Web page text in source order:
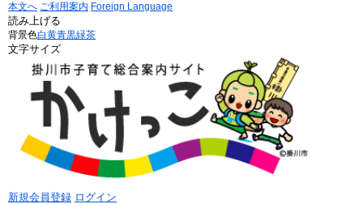
本文へ ご利用案内 Foreign Language
読み上げる
背景色白黄青黒緑茶
文字サイズ
新規会員登録 ログイン